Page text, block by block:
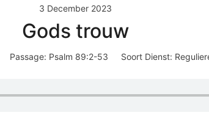
3 December 2023
Gods trouw
Passage: Psalm 89:2-53 Soort Dienst: